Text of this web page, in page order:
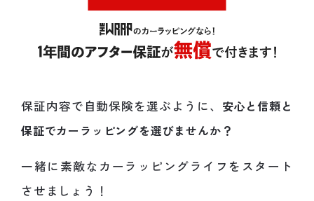
保証内容で自動保険を選ぶように、 安心と信頼と
保証でカーラッピングを選びませんか？
一緒に素敵なカーラッピングライフをスタート
させましょう！